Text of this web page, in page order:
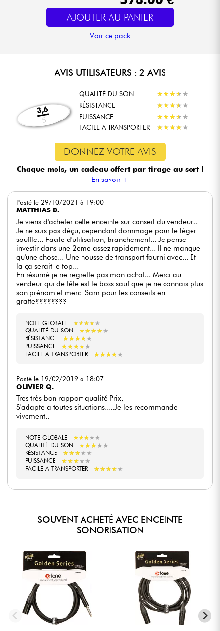
AJOUTER AU PANIER
Voir ce pack
AVIS UTILISATEURS : 2 AVIS
3,6
5
QUALITÉ DU SON ★★★★ ★
★★★★ ★
RÉSISTANCE
★★★★ ★
★★★★ ★
PUISSANCE
★★★★ ★
★★★★ ★
FACILE A TRANSPORTER
★★★★★
★★★★★
DONNEZ VOTRE AVIS
Chaque mois, un cadeau offert par tirage au sort !
En savoir +
Posté le 29/10/2021 à 19:00
MATTHIAS D.
Je viens d'acheter cette enceinte sur conseil du vendeur...
Je ne suis pas déçu, cependant dommage pour le léger
souffle... Facile d'utilisation, branchement... Je pense
investir dans une 2eme assez rapidement... Il ne manque
qu'une chose... Une housse de transport fourni avec... Et
la ça serait le top...
En résumé je ne regrette pas mon achat... Merci au
vendeur qui de tête est le boss sauf que je ne connais plus
son prénom et merci Sam pour les conseils en
gratte????????
NOTE GLOBALE ★★★★★
★★★★★
QUALITÉ DU SON
★★★★★
★★★★★
RÉSISTANCE ★★★★★
★★★★★
PUISSANCE ★★★★★
★★★★★
FACILE A TRANSPORTER ★★★★★
★★★★★
Posté le 19/02/2019 à 18:07
OLIVIER Q.
Tres très bon rapport qualité Prix,
S'adapte a toutes situations.....Je les recommande
vivement..
NOTE GLOBALE ★★★★ ★
★★★★ ★
QUALITÉ DU SON
★★★★★
★★★★★
RÉSISTANCE ★★★★★
★★★★★
PUISSANCE ★★★★★
★★★★★
FACILE A TRANSPORTER ★★★★★
★★★★★
SOUVENT ACHETÉ AVEC ENCEINTE
SONORISATION